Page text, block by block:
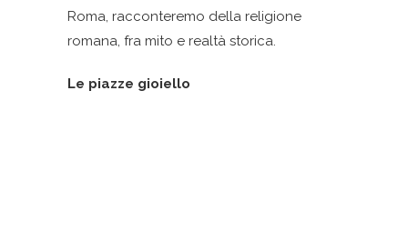
Roma, racconteremo della religione
romana, fra mito e realtà storica.
Le piazze gioiello